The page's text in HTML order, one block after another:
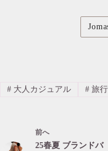
#大人カジュアル #旅行
前へ
25春夏 ブランドバ